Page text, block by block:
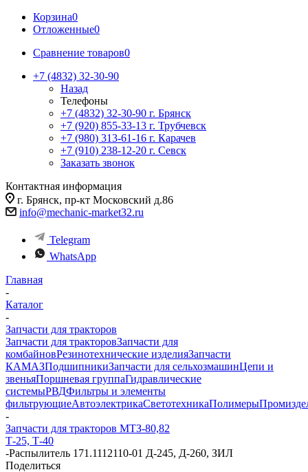
Корзина0
Отложенные0
Сравнение товаров0
+7 (4832) 32-30-90
Назад
Телефоны
+7 (4832) 32-30-90 г. Брянск
+7 (920) 855-33-13 г. Трубчевск
+7 (980) 313-61-16 г. Карачев
+7 (910) 238-12-20 г. Севск
Заказать звонок
Контактная информация
г. Брянск, пр-кт Московский д.86
info@mechanic-market32.ru
Telegram
WhatsApp
Главная
-
Каталог
-
Запчасти для тракторов
Запчасти для тракторовЗапчасти для
комбайновРезинотехнические изделияЗапчасти
КАМАЗПодшипникиЗапчасти для сельхозмашинЦепи и
звеньяПоршневая группаГидравлические
системыРВДФильтры и элементы
фильтрующиеАвтоэлектрикаСветотехникаПолимеры
-
Запчасти для тракторов МТЗ-80,82
Т-25, Т-40
-Распылитель 171.1112110-01 Д-245, Д-260, ЗИЛ
Поделиться